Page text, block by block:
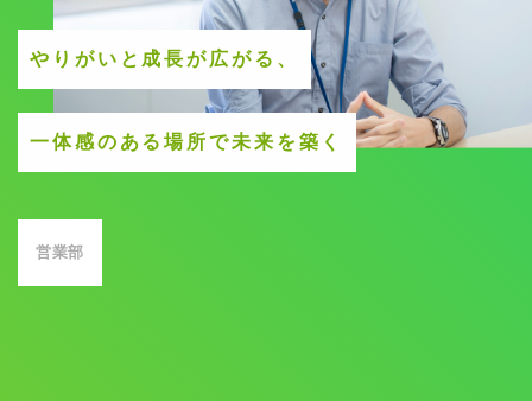
やりがいと成長が広がる、
一体感のある場所で未来を築く
営業部